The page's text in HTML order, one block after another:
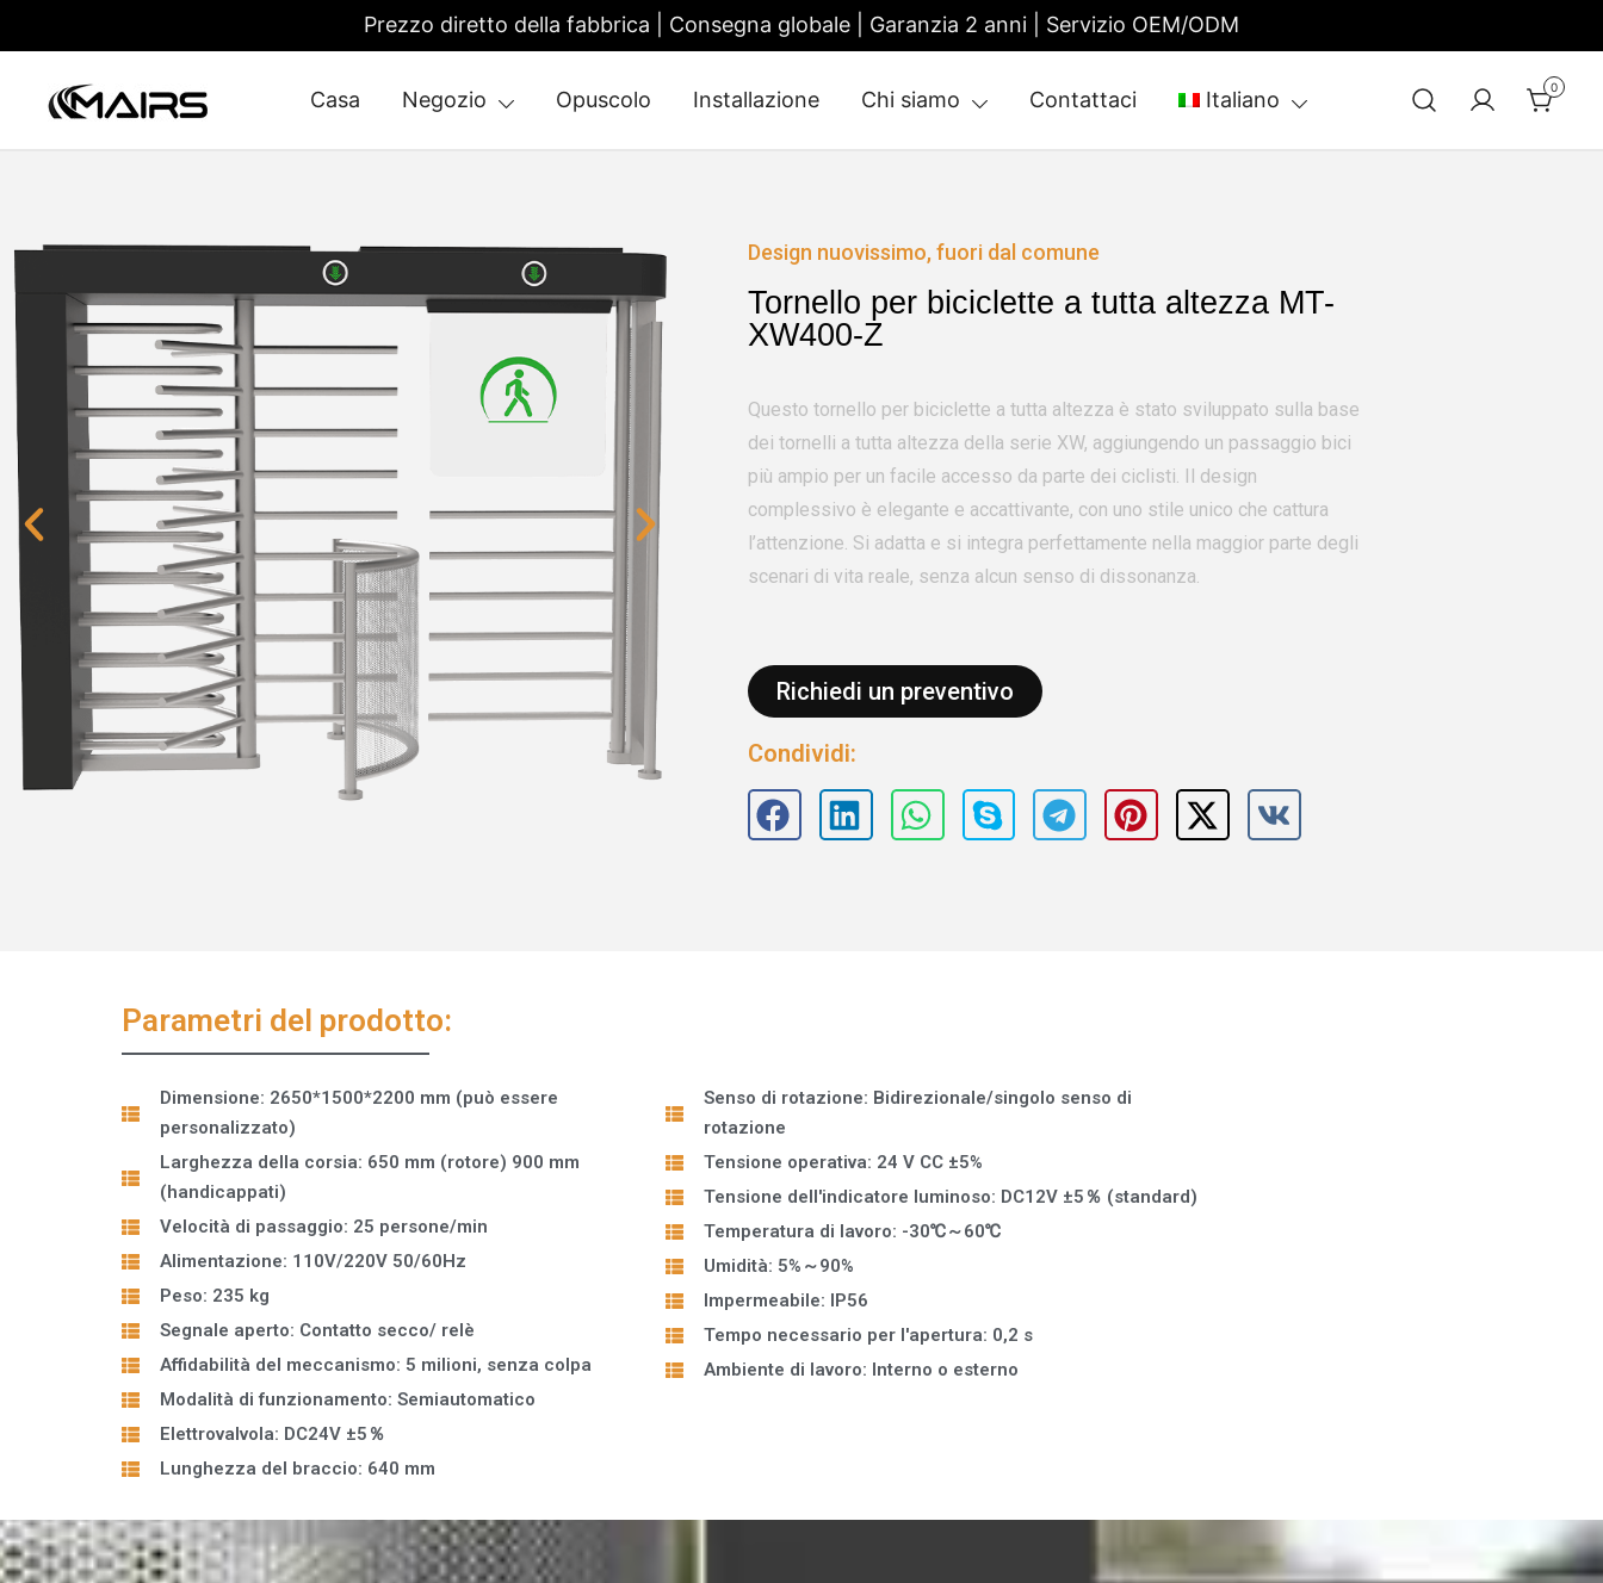
Prezzo diretto della fabbrica | Consegna globale | Garanzia 2 anni | Servizio OEM/ODM
Casa Negozio Opuscolo Installazione Chi siamo Contattaci Italiano 0
Design nuovissimo, fuori dal comune
Tornello per biciclette a tutta altezza MT-
XW400-Z
Questo tornello per biciclette a tutta altezza è stato sviluppato sulla base
dei tornelli a tutta altezza della serie XW, aggiungendo un passaggio bici
più ampio per un facile accesso da parte dei ciclisti. Il design
complessivo è elegante e accattivante, con uno stile unico che cattura
l’attenzione. Si adatta e si integra perfettamente nella maggior parte degli
scenari di vita reale, senza alcun senso di dissonanza.
Richiedi un preventivo
Condividi:
Parametri del prodotto:
Dimensione: 2650*1500*2200 mm (può essere
personalizzato)
Larghezza della corsia: 650 mm (rotore) 900 mm
(handicappati)
Velocità di passaggio: 25 persone/min
Alimentazione: 110V/220V 50/60Hz
Peso: 235 kg
Segnale aperto: Contatto secco/ relè
Affidabilità del meccanismo: 5 milioni, senza colpa
Modalità di funzionamento: Semiautomatico
Elettrovalvola: DC24V ±5％
Lunghezza del braccio: 640 mm
Senso di rotazione: Bidirezionale/singolo senso di
rotazione
Tensione operativa: 24 V CC ±5%
Tensione dell'indicatore luminoso: DC12V ±5％ (standard)
Temperatura di lavoro: -30℃～60℃
Umidità: 5%～90%
Impermeabile: IP56
Tempo necessario per l'apertura: 0,2 s
Ambiente di lavoro: Interno o esterno